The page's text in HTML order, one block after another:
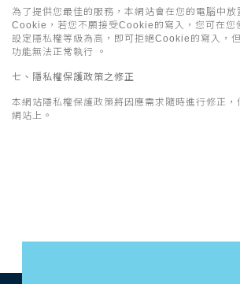
為了提供您最佳的服務，本網站會在您的電腦中放
Cookie，若您不願接受Cookie的寫入，您可在您
設定隱私權等級為高，即可拒絕Cookie的寫入，
功能無法正常執行 。
七、隱私權保護政策之修正
本網站隱私權保護政策將因應需求隨時進行修正
網站上。